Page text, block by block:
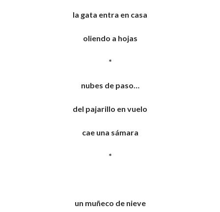
la gata entra en casa
oliendo a hojas
*
nubes de paso…
del pajarillo en vuelo
cae una sámara
*
un muñeco de nieve